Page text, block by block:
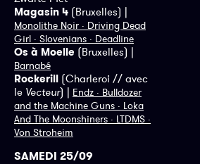
Magasin 4 (Bruxelles) |
Monolithe Noir · Driving Dead
Girl · Slovenians · Deadline
Os à Moelle (Bruxelles) |
Barnabé
Rockerill (Charleroi // avec
le Vecteur) | Endz · Bulldozer
and the Machine Guns · Loka
And The Moonshiners · LTDMS ·
Von Stroheim
SAMEDI 25/09